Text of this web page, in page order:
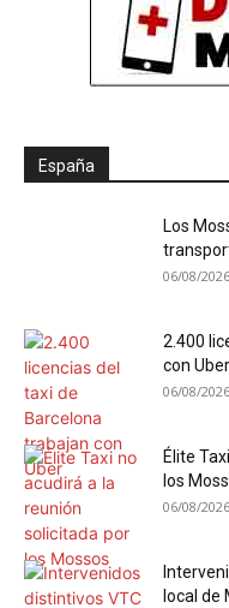
España
Los
06/08/2026
2.400
con Uber
06/08/2026
Élite
los
06/08/2026
local de